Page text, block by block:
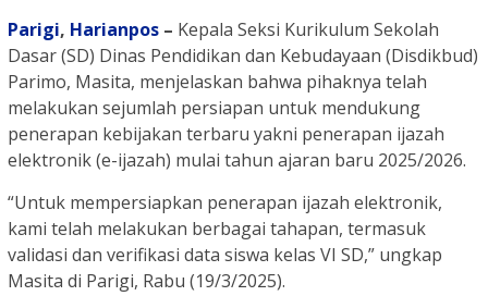
Parigi, Harianpos – Kepala Seksi Kurikulum Sekolah
Dasar (SD) Dinas Pendidikan dan Kebudayaan (Disdikbud)
Parimo, Masita, menjelaskan bahwa pihaknya telah
melakukan sejumlah persiapan untuk mendukung
penerapan kebijakan terbaru yakni penerapan ijazah
elektronik (e-ijazah) mulai tahun ajaran baru 2025/2026.
“Untuk mempersiapkan penerapan ijazah elektronik,
kami telah melakukan berbagai tahapan, termasuk
validasi dan verifikasi data siswa kelas VI SD,” ungkap
Masita di Parigi, Rabu (19/3/2025).